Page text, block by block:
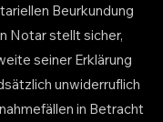
Beurkundung
Notar stellt sicher,
seiner Erklärung
unwiderruflich
in Betracht